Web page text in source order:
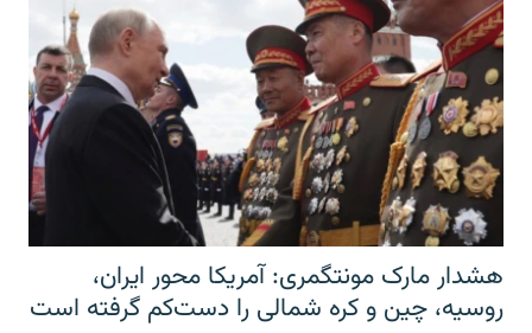
هشدار مارک مونتگمری: آمریکا محور ایران،
روسیه، چین و کره شمالی را دست‌کم گرفته است